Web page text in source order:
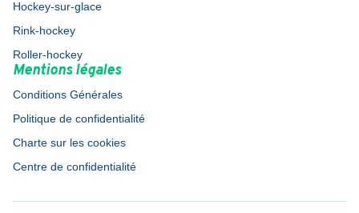
Hockey-sur-glace
Rink-hockey
Roller-hockey
Mentions légales
Conditions Générales
Politique de confidentialité
Charte sur les cookies
Centre de confidentialité